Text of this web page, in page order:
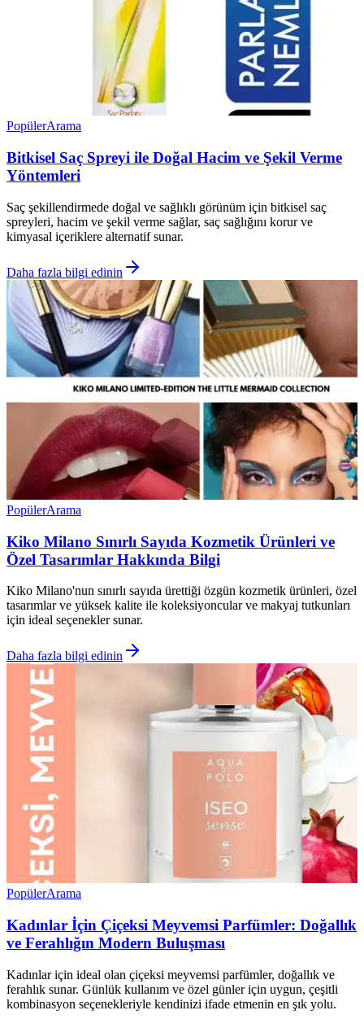
PopülerArama
Bitkisel Saç Spreyi ile Doğal Hacim ve Şekil Verme
Yöntemleri
Saç şekillendirmede doğal ve sağlıklı görünüm için bitkisel saç
spreyleri, hacim ve şekil verme sağlar, saç sağlığını korur ve
kimyasal içeriklere alternatif sunar.
Daha fazla bilgi edinin
PopülerArama
Kiko Milano Sınırlı Sayıda Kozmetik Ürünleri ve
Özel Tasarımlar Hakkında Bilgi
Kiko Milano'nun sınırlı sayıda ürettiği özgün kozmetik ürünleri, özel
tasarımlar ve yüksek kalite ile koleksiyoncular ve makyaj tutkunları
için ideal seçenekler sunar.
Daha fazla bilgi edinin
PopülerArama
Kadınlar İçin Çiçeksi Meyvemsi Parfümler: Doğallık
ve Ferahlığın Modern Buluşması
Kadınlar için ideal olan çiçeksi meyvemsi parfümler, doğallık ve
ferahlık sunar. Günlük kullanım ve özel günler için uygun, çeşitli
kombinasyon seçenekleriyle kendinizi ifade etmenin en şık yolu.